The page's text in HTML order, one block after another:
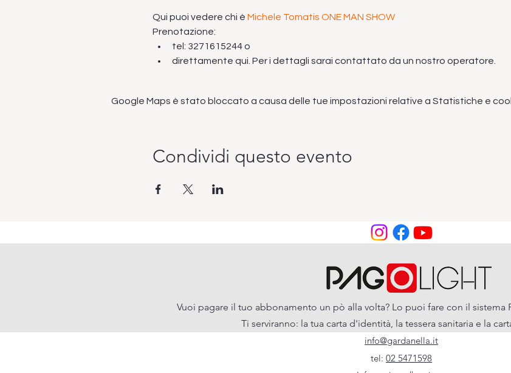
Qui puoi vedere chi è Michele Tomatis ONE MAN SHOW
Prenotazione:
tel: 3271615244 o
direttamente qui. Per i dettagli sarai contattato da un nostro operatore.
Google Maps è stato bloccato a causa delle tue impostazioni relative a Statistiche e
Condividi questo evento
Vuoi pagare il tuo abbonamento un pò alla volta? Lo puoi fare con il
Ti serviranno: la tua carta d'identità, la tessera sanitaria e la
info@gardanella.it
tel: 02 5471598